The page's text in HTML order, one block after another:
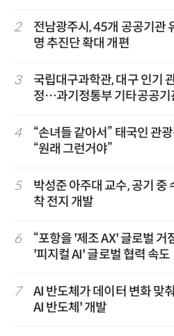
2
전남광주시, 45개 공공기관
명 추진단 확대 개편
3
국립대구과학관, 대구 인기
정…과기정통부 기타공공기
4
“손녀들 같아서” 태국인 관
“원래 그런거야”
5
박성준 아주대 교수, 공기
착 전지 개발
6
“포항을 '제조 AX' 글로벌
'피지컬 AI' 글로벌 협력 속도
7
AI 반도체가 데이터 변화 맞
AI 반도체' 개발